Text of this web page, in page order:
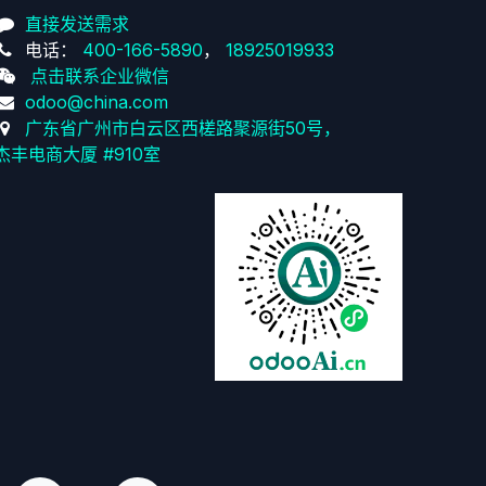
直接发送需求
电话： 400-166-5890， 18925019933
点击联系企业微信
odoo@china.com
广东省广州市白云区西槎路聚源街50号，
丰电商大厦 #910室